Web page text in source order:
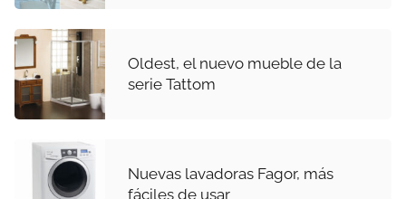
Oldest, el nuevo mueble de la
serie Tattom
Nuevas lavadoras Fagor, más
fáciles de usar